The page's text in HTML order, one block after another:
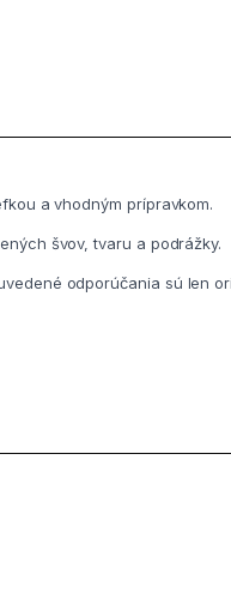
a vhodným prípravkom.
švov, tvaru a podrážky.
odporúčania sú len